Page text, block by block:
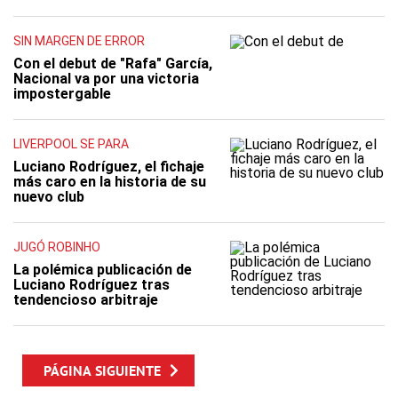
SIN MARGEN DE ERROR
Con el debut de "Rafa" García,
Nacional va por una victoria
impostergable
LIVERPOOL SE PARA
Luciano Rodríguez, el fichaje
más caro en la historia de su
nuevo club
JUGÓ ROBINHO
La polémica publicación de
Luciano Rodríguez tras
tendencioso arbitraje
PÁGINA SIGUIENTE